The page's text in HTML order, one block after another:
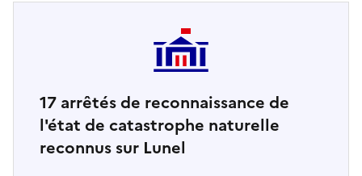
17 arrêtés de reconnaissance de
l'état de catastrophe naturelle
reconnus sur Lunel